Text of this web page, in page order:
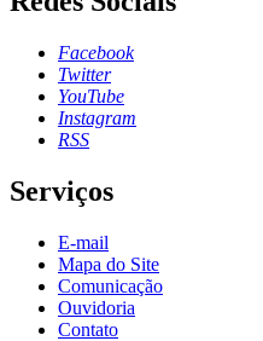
Facebook
Twitter
YouTube
Instagram
RSS
Serviços
E-mail
Mapa do Site
Comunicação
Ouvidoria
Contato